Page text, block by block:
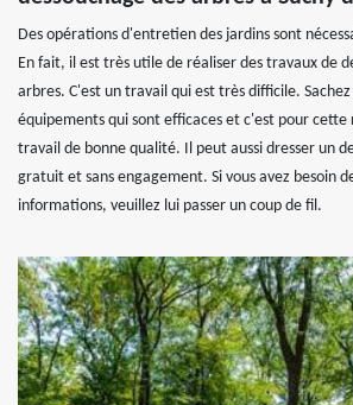
Des opérations d'entretien des jardins sont
En fait, il est très utile de réaliser des travaux de
arbres. C'est un travail qui est très difficile.
équipements qui sont efficaces et c'est pour
travail de bonne qualité. Il peut aussi dresser un
gratuit et sans engagement. Si vous avez besoin
informations, veuillez lui passer un coup de fil.